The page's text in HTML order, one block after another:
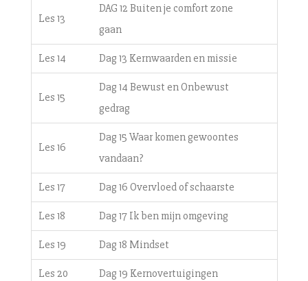
Les 13
DAG 12 Buiten je comfort zone
gaan
Les 14 Dag 13 Kernwaarden en missie
Les 15
Dag 14 Bewust en Onbewust
gedrag
Les 16
Dag 15 Waar komen gewoontes
vandaan?
Les 17 Dag 16 Overvloed of schaarste
Les 18 Dag 17 Ik ben mijn omgeving
Les 19 Dag 18 Mindset
Les 20 Dag 19 Kernovertuigingen